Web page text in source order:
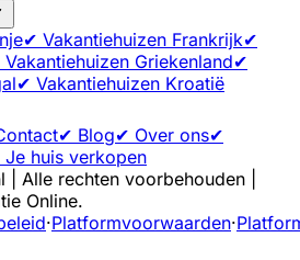
✔ Vakantiehuizen Frankrijk✔
Griekenland✔
✔ Vakantiehuizen Kroatië
✔ Blog✔ Over ons✔
Je huis verkopen
| Alle rechten voorbehouden |
Online.
·Platformvoorwaarden·